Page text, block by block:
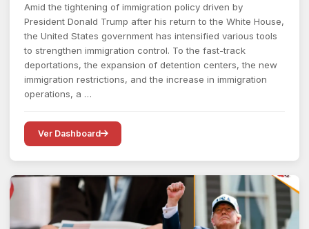
Amid the tightening of immigration policy driven by
President Donald Trump after his return to the White House,
the United States government has intensified various tools
to strengthen immigration control. To the fast-track
deportations, the expansion of detention centers, the new
immigration restrictions, and the increase in immigration
operations, a …
Ver Dashboard